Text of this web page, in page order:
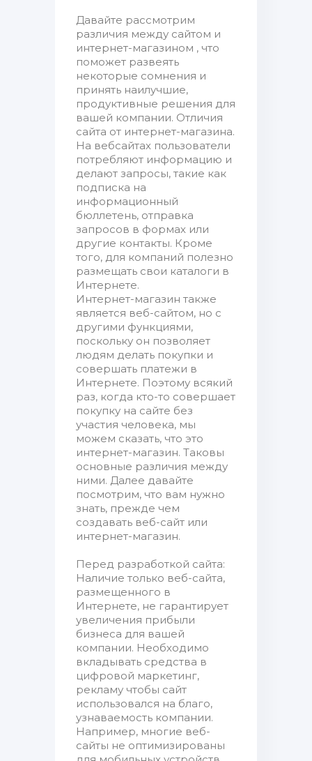
Давайте рассмотрим
различия между сайтом и
интернет-магазином , что
поможет развеять
некоторые сомнения и
принять наилучшие,
продуктивные решения для
вашей компании. Отличия
сайта от интернет-магазина.
На вебсайтах пользователи
потребляют информацию и
делают запросы, такие как
подписка на
информационный
бюллетень, отправка
запросов в формах или
другие контакты. Кроме
того, для компаний полезно
размещать свои каталоги в
Интернете.
Интернет-магазин также
является веб-сайтом, но с
другими функциями,
поскольку он позволяет
людям делать покупки и
совершать платежи в
Интернете. Поэтому всякий
раз, когда кто-то совершает
покупку на сайте без
участия человека, мы
можем сказать, что это
интернет-магазин. Таковы
основные различия между
ними. Далее давайте
посмотрим, что вам нужно
знать, прежде чем
создавать веб-сайт или
интернет-магазин.
Перед разработкой сайта:
Наличие только веб-сайта,
размещенного в
Интернете, не гарантирует
увеличения прибыли
бизнеса для вашей
компании. Необходимо
вкладывать средства в
цифровой маркетинг,
рекламу чтобы сайт
использовался на благо,
узнаваемость компании.
Например, многие веб-
сайты не оптимизированы